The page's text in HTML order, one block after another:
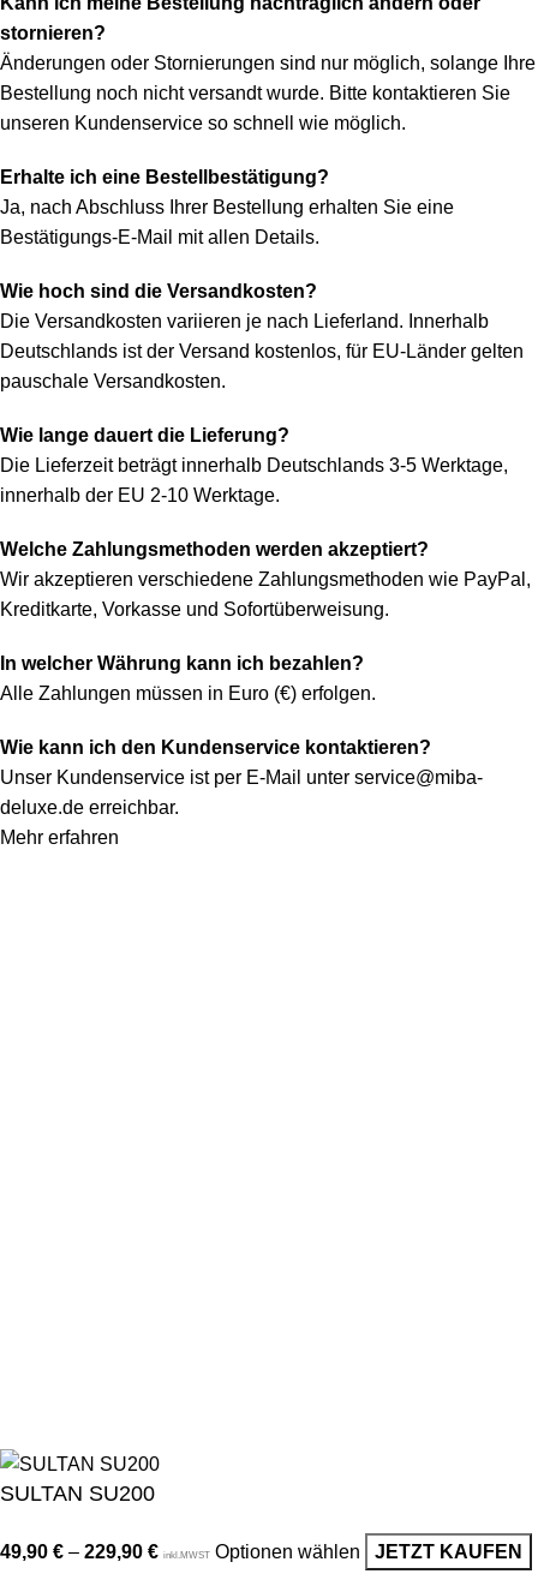
stornieren?
Änderungen oder Stornierungen sind nur möglich, solange Ihre
Bestellung noch nicht versandt wurde. Bitte kontaktieren Sie
unseren Kundenservice so schnell wie möglich.
Erhalte ich eine Bestellbestätigung?
Ja, nach Abschluss Ihrer Bestellung erhalten Sie eine
Bestätigungs-E-Mail mit allen Details.
Wie hoch sind die Versandkosten?
Die Versandkosten variieren je nach Lieferland. Innerhalb
Deutschlands ist der Versand kostenlos, für EU-Länder gelten
pauschale Versandkosten.
Wie lange dauert die Lieferung?
Die Lieferzeit beträgt innerhalb Deutschlands 3-5 Werktage,
innerhalb der EU 2-10 Werktage.
Welche Zahlungsmethoden werden akzeptiert?
Wir akzeptieren verschiedene Zahlungsmethoden wie PayPal,
Kreditkarte, Vorkasse und Sofortüberweisung.
In welcher Währung kann ich bezahlen?
Alle Zahlungen müssen in Euro (€) erfolgen.
Wie kann ich den Kundenservice kontaktieren?
Unser Kundenservice ist per E-Mail unter service@miba-
deluxe.de erreichbar.
Mehr erfahren
SULTAN SU200
49,90 € – 229,90 € inkl.MWST Optionen wählen JETZT KAUFEN